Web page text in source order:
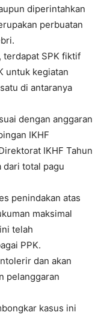
diperintahkan
perbuatan
terdapat SPK fiktif
untuk kegiatan
di antaranya
dengan anggaran
IKHF
IKHF Tahun
dari total pagu
penindakan atas
maksimal
telah
PPK.
dan akan
pelanggaran
kasus ini